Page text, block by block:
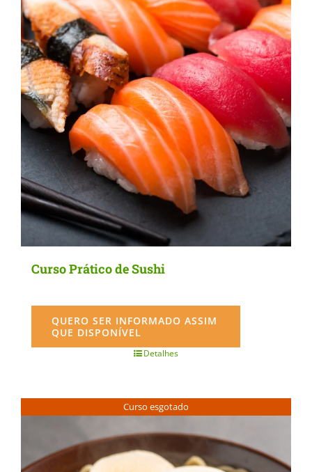
Curso Prático de Sushi
QUERO SER INFORMADO ASSIM
QUE DISPONÍVEL
Detalhes
Curso esgotado